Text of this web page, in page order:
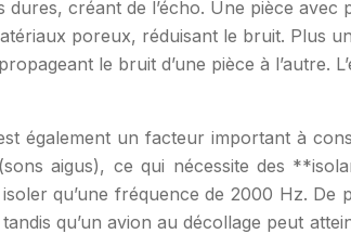
créant de l’écho. Une pièce avec
poreux, réduisant le bruit. Plus
le bruit d’une pièce à l’autre.
également un facteur important à
aigus), ce qui nécessite des
qu’une fréquence de 2000 Hz. De
qu’un avion au décollage peut